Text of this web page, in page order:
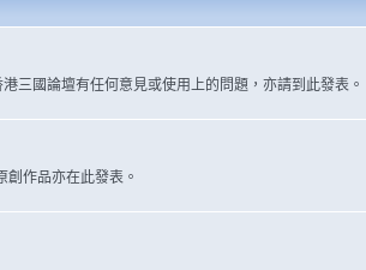
三國論壇有任何意見或使用上的問題，亦請到此發表。
作品亦在此發表。